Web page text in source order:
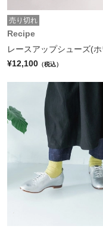
売り切れ
Recipe
レースアップシューズ(
¥12,100 （税込）